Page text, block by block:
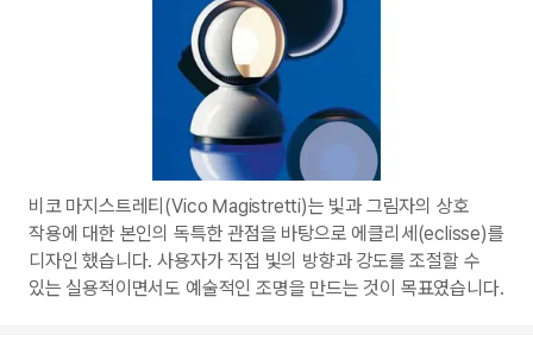
비코 마지스트레티(Vico Magistretti)는 빛과 그림자의 상호
작용에 대한 본인의 독특한 관점을 바탕으로 에클리세(eclisse)를
디자인 했습니다. 사용자가 직접 빛의 방향과 강도를 조절할 수
있는 실용적이면서도 예술적인 조명을 만드는 것이 목표였습니다.